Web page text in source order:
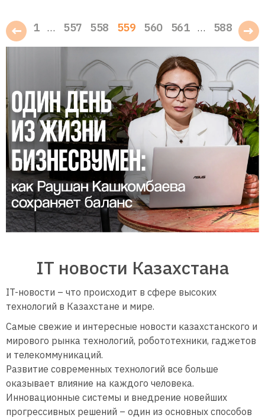
1 … 557 558 559 560 561 … 588
IT новости Казахстана
IT-новости – что происходит в сфере высоких
технологий в Казахстане и мире.
Самые свежие и интересные новости казахстанского и
мирового рынка технологий, робототехники, гаджетов
и телекоммуникаций.
Развитие современных технологий все больше
оказывает влияние на каждого человека.
Инновационные системы и внедрение новейших
прогрессивных решений – один из основных способов